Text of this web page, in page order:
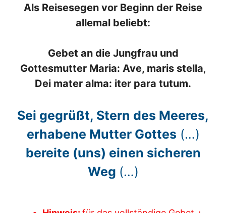
Als Reisesegen vor Beginn der Reise
allemal beliebt:
Gebet an die Jungfrau und
Gottesmutter Maria: Ave, maris stella,
Dei mater alma: iter para tutum.
Sei gegrüßt, Stern des Meeres,
erhabene Mutter Gottes(…)
bereite (uns) einen sicheren
Weg (…)